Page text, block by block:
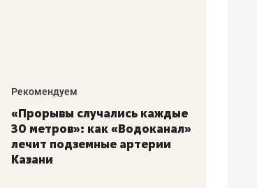
Рекомендуем
«Прорывы случались каждые
30 метров»: как «Водоканал»
лечит подземные артерии
Казани